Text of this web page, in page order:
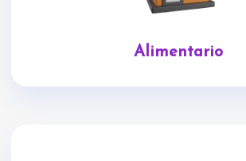
Alimentario